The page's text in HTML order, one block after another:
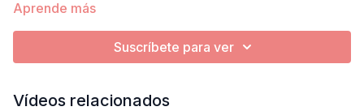
Aprende más
Suscríbete para ver
Vídeos relacionados